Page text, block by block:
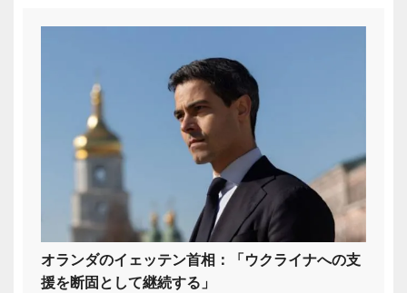
オランダのイェッテン首相：「ウクライナへの支
援を断固として継続する」